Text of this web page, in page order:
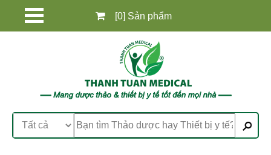
[0] Sản phẩm